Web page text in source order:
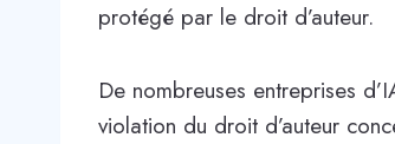
protégé par le droit d’auteur.
De nombreuses entreprises
violation du droit d’auteur